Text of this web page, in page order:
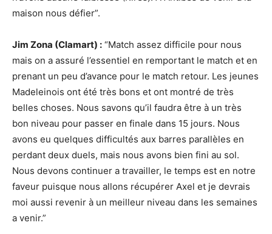
maison nous défier”.
Jim Zona (Clamart) : “Match assez difficile pour nous
mais on a assuré l’essentiel en remportant le match et en
prenant un peu d’avance pour le match retour. Les jeunes
Madeleinois ont été très bons et ont montré de très
belles choses. Nous savons qu’il faudra être à un très
bon niveau pour passer en finale dans 15 jours. Nous
avons eu quelques difficultés aux barres parallèles en
perdant deux duels, mais nous avons bien fini au sol.
Nous devons continuer a travailler, le temps est en notre
faveur puisque nous allons récupérer Axel et je devrais
moi aussi revenir à un meilleur niveau dans les semaines
a venir.”